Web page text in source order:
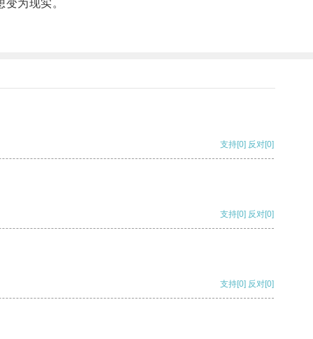
为现实。
支持[0] 反对[0]
支持[0] 反对[0]
支持[0] 反对[0]